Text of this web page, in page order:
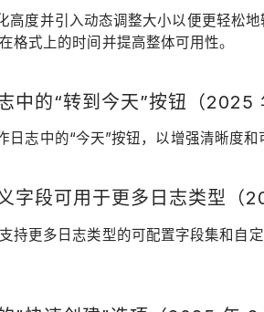
高度并引入动态调整大小以便更轻松
格式上的时间并提高整体可用性。
中的“转到今天”按钮（2025
日志中的“今天”按钮，以增强清晰度
字段可用于更多日志类型（
持更多日志类型的可配置字段集和自